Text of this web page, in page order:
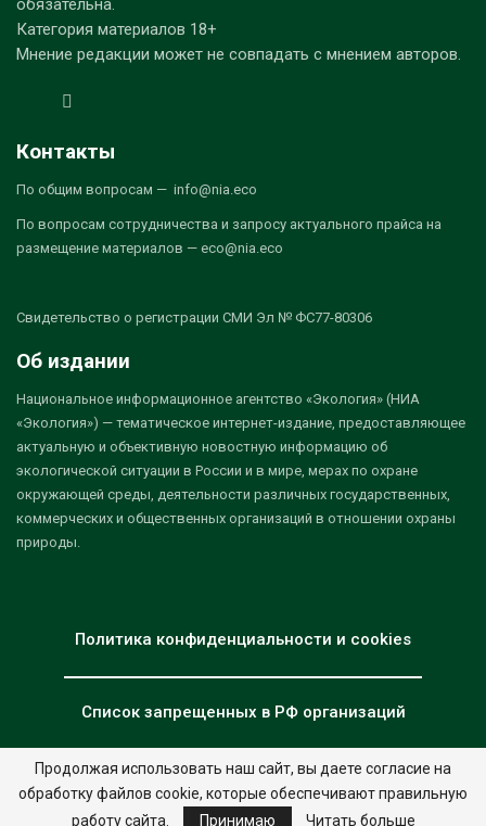
обязательна.
Категория материалов 18+
Мнение редакции может не совпадать с мнением авторов.
Контакты
По общим вопросам — info@nia.eco
По вопросам сотрудничества и запросу актуального прайса на
размещение материалов — eco@nia.eco
Свидетельство о регистрации СМИ Эл № ФС77-80306
Об издании
Национальное информационное агентство «Экология» (НИА
«Экология») — тематическое интернет-издание, предоставляющее
актуальную и объективную новостную информацию об
экологической ситуации в России и в мире, мерах по охране
окружающей среды, деятельности различных государственных,
коммерческих и общественных организаций в отношении охраны
природы.
Политика конфиденциальности и cookies
Список запрещенных в РФ организаций
© 2026 - НИА "Экология". Все права защищены. Дизайн:nia.eco
Продолжая использовать наш сайт, вы даете согласие на
обработку файлов cookie, которые обеспечивают правильную
работу сайта.
Принимаю Читать больше